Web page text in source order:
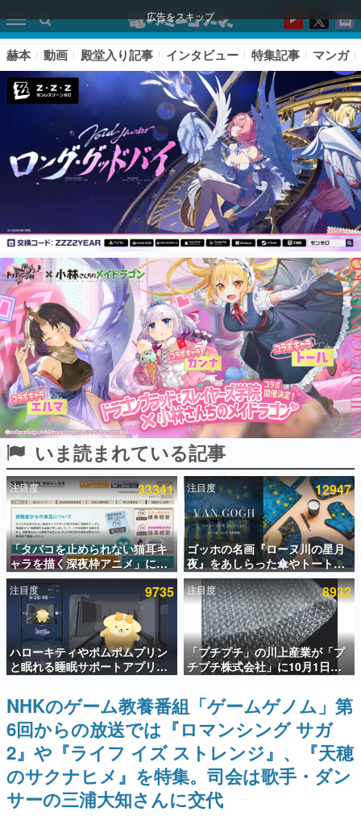
広告をスキップ
ピックアップ
電ファミのいま読まれている記事ランキング
アプリセール情報
インタビュー
連載・特集一覧
殿堂入り記事
SNS拡散数が数千以上！ ページビュー数万以上！ などな
ど。多くの人々に読まれた、電ファミ渾身の“殿堂入り”記
事をまとめました。
ゲームの企画書
名作ゲームクリエイターの方々に製作時のエピソードをお
聞きし、ヒットする企画（ゲーム）とは何か？を探ってい
きます。
赫本
この物語を解いてはいけない。『赫本』は、〈試験問題〉
の形をした短編ホラー小説集です。
新世代に訊く
これからのデジタルゲーム市場を担う若きクリエイター達
の姿を追い、彼らのルーツと情熱を探っていきます。
ゲーム世代の作家たち
ゲームに多大な影響を受けた作家さんに取材し、ゲームが
日本のコンテンツ産業やカルチャーに与えた影響を探る企
画です。
日本モバイルゲーム産業史
日本のモバイルゲーム史における主要なトピック・タイト
ルを網羅するほか、開発者へのインタビューや識者による
解説を掲載。約20年の歴史が一望できる決定版！
赫本 動画 殿堂入り記事 インタビュー 特集記事 マンガ
いま読まれている記事
注目度 33341
「タバコを止められない猫耳キ
ャラを描く深夜枠アニメ」に視
聴者の一部から批判意見。違法
薬物の使用と思しき描写も含め
て、BPOが議論を交わす
注目度 12947
ゴッホの名画『ローヌ川の星月
夜』をあしらった傘やトートバ
ッグなどが登場。8月7日21時よ
り2日間限定で予約販売
注目度 9735
ハローキティやポムポムプリン
と眠れる睡眠サポートアプリ
『ゆめたび』が配信中。キャラ
ごとのASMRや目覚ましアラー
ムも搭載
注目度 8932
「プチプチ」の川上産業が「プ
チプチ株式会社」に10月1日よ
り社名変更へ。創業58年で初め
ての変更で、“プチッ”と鳴るお
なじみの緩衝材が会社の名前に
NHKのゲーム教養番組「ゲームゲノム」第
6回からの放送では『ロマンシング サガ
2』や『ライフ イズ ストレンジ』、『天穂
のサクナヒメ』を特集。司会は歌手・ダン
サーの三浦大知さんに交代